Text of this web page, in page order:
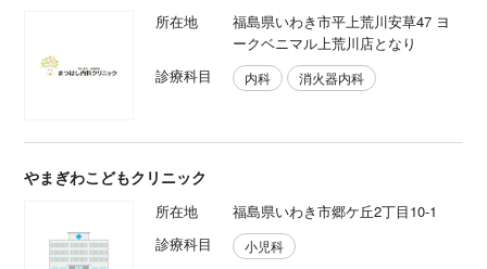
所在地
福島県いわき市平上荒川安草47 ヨ
ークベニマル上荒川店となり
診療科目
内科 消火器内科
やまぎわこどもクリニック
所在地
福島県いわき市郷ケ丘2丁目10-1
診療科目
小児科